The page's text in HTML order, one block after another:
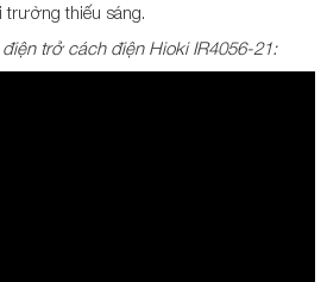
trường thiếu sáng.
trở cách điện Hioki IR4056-21: